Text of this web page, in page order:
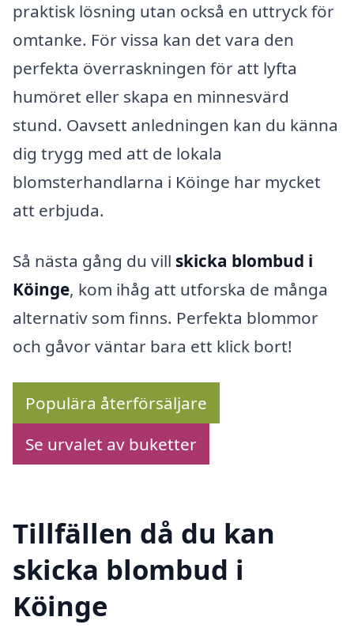
praktisk lösning utan också en uttryck för
omtanke. För vissa kan det vara den
perfekta överraskningen för att lyfta
humöret eller skapa en minnesvärd
stund. Oavsett anledningen kan du känna
dig trygg med att de lokala
blomsterhandlarna i Köinge har mycket
att erbjuda.
Så nästa gång du vill skicka blombud i
Köinge, kom ihåg att utforska de många
alternativ som finns. Perfekta blommor
och gåvor väntar bara ett klick bort!
Populära återförsäljare
Se urvalet av buketter
Tillfällen då du kan
skicka blombud i
Köinge